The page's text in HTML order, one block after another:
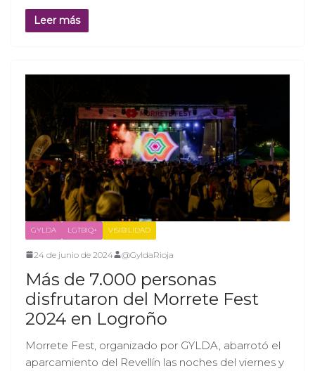
Leer más
GYLDA LGTBIQ+ VISIBILIDAD
24 de junio de 2024 @GyldaRioja
Más de 7.000 personas
disfrutaron del Morrete Fest
2024 en Logroño
Morrete Fest, organizado por GYLDA, abarrotó el
aparcamiento del Revellín las noches del viernes y